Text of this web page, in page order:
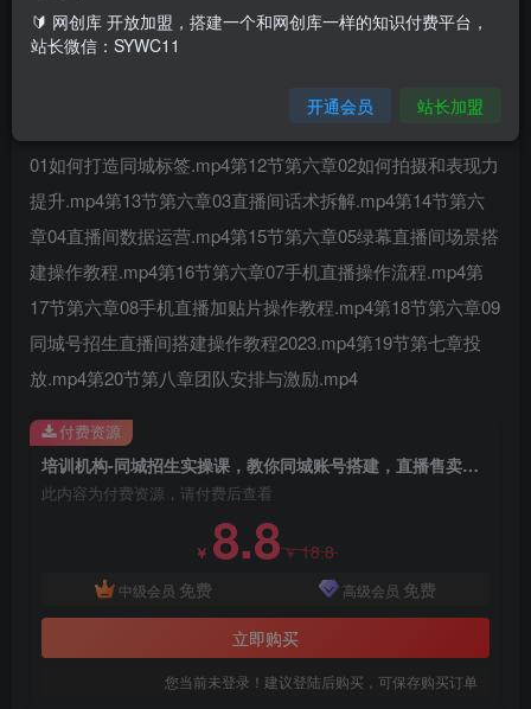
证.mp4第4节第三章02抖店入驻.mp4第5节第三章03开通橱
窗.mp4第6节第三章04学浪入驻.mp4第7节第三章05团
购.mp4第8节第三章06小风车.mp4第9节第四章短视频打
01如何打造同城标签.mp4第12节第六章02如何拍摄和表现力
提升.mp4第13节第六章03直播间话术拆解.mp4第14节第六
章04直播间数据运营.mp4第15节第六章05绿幕直播间场景搭
建操作教程.mp4第16节第六章07手机直播操作流程.mp4第
17节第六章08手机直播加贴片操作教程.mp4第18节第六章09
同城号招生直播间搭建操作教程2023.mp4第19节第七章投
放.mp4第20节第八章团队安排与激励.mp4
培训机构-同城招生实操课，教你同城账号搭建，直播售卖体验课包
此内容为付费资源，请付费后查看
￥ 8.8￥18.8
中级会员 免费 高级会员 免费
立即购买
您当前未登录！建议登陆后购买，可保存购买订单
付费资源
🔰 网创库 开放加盟，搭建一个和网创库一样的知识付费平台，
站长微信：SYWC11
开通会员 站长加盟